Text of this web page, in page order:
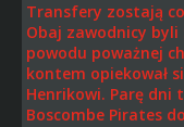
Transfery zostają
Obaj zawodnicy byli
powodu poważnej
kontem opiekował
Henrikowi. Parę dni
Boscombe Pirates